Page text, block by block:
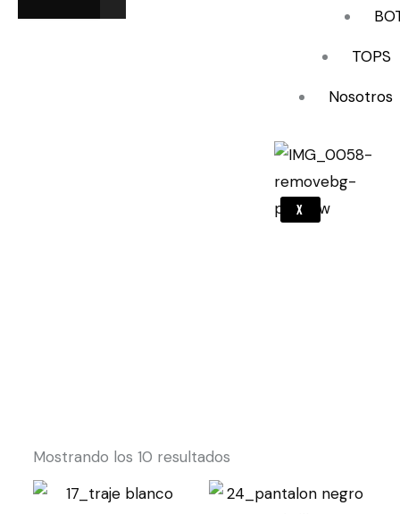
TOPS
Nosotros
X
Mostrando los 10 resultados